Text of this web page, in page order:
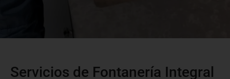
Servicios de Fontanería Integral